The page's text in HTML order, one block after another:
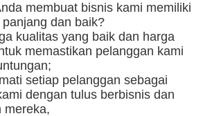
membuat bisnis kami memiliki
dan baik?
kualitas yang baik dan harga
memastikan pelanggan kami
setiap pelanggan sebagai
dengan tulus berbisnis dan
mereka,